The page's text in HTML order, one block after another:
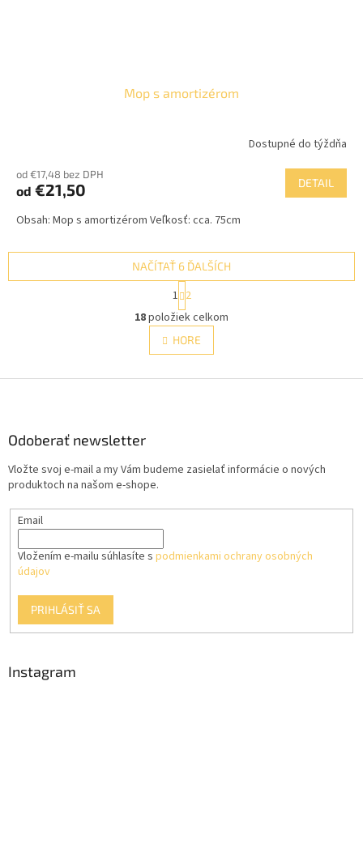
Mop s amortizérom
produktu
je
z
hviezdičiek.
Dostupné do týždňa
od €17,48 bez DPH
od €21,50 DETAIL
Obsah: Mop s amortizérom Veľkosť: cca. 75cm
O
v
l
á
r
v
y
p
NAČÍTAŤ 6 ĎALŠÍCH
S
t
r
á
n
k
v
1 2
18položiek celkom
HORE
Odoberať newsletter
Vložte svoj e-mail a my Vám budeme zasielať informácie o nových
produktoch na našom e-shope.
Email
Vložením e-mailu súhlasíte s podmienkami ochrany osobných
údajov
PRIHLÁSIŤ SA
Instagram